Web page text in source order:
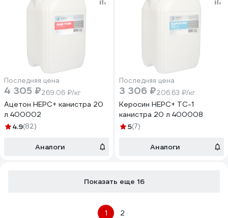
Последняя цена
4 305 ₽269.06 ₽/кг
Ацетон НЕРС+ канистра 20
л 400002
4.9(82)
Аналоги
Последняя цена
3 306 ₽206.63 ₽/кг
Керосин НЕРС+ ТС-1
канистра 20 л 400008
5(7)
Аналоги
Показать еще 16
1 2